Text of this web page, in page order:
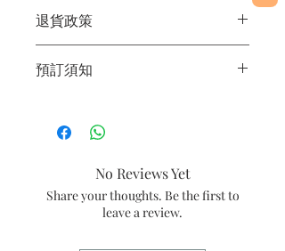
度。
2/運送時避免大力搖晃。
3/最佳保存期：3日內食用完畢
退貨政策
作，不設退換。
預訂須知
定日期取貨請提早10-14天前落單🤗2/
下單後24小時內會有專人電郵確認訂單
4/ 自取訂單：地址只需要填寫【葵芳
No Reviews Yet
Share your thoughts. Be the first to
leave a review.